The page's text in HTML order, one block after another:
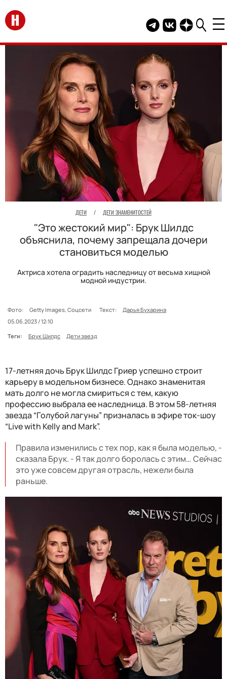
Перейти на главную
Telegram канал
Группа HELLO
Канал
ДЕТИ / ДЕТИ ЗНАМЕНИТОСТЕЙ
"Это жестокий мир": Брук Шилдс
объяснила, почему запрещала дочери
становиться моделью
Актриса хотела оградить наследницу от весьма хищной
модной индустрии.
Фото: Getty Images, Соцсети Текст:
Дарья Бухарина
05.06.2023 / 12:10
Теги:
Брук Шилдс Дети звезд
17-летняя дочь Брук Шилдс Гриер успешно строит
карьеру в модельном бизнесе. Однако знаменитая
мать долго не могла смириться с тем, какую
профессию выбрала ее наследница. В этом 58-летняя
звезда “Голубой лагуны” призналась в эфире ток-шоу
“Live with Kelly and Mark”.
Правила изменились с тех пор, как я была моделью, -
сказала Брук. - Я так долго боролась с этим… Сейчас
это уже совсем другая отрасль, нежели была
раньше.